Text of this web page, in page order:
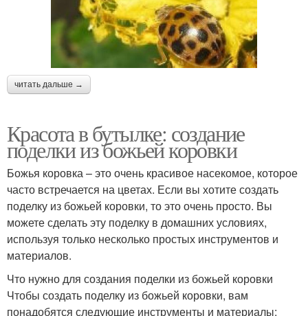
читать дальше →
Красота в бутылке: создание
поделки из божьей коровки
Божья коровка – это очень красивое насекомое, которое
часто встречается на цветах. Если вы хотите создать
поделку из божьей коровки, то это очень просто. Вы
можете сделать эту поделку в домашних условиях,
используя только несколько простых инструментов и
материалов.
Что нужно для создания поделки из божьей коровки
Чтобы создать поделку из божьей коровки, вам
понадобятся следующие инструменты и материалы: